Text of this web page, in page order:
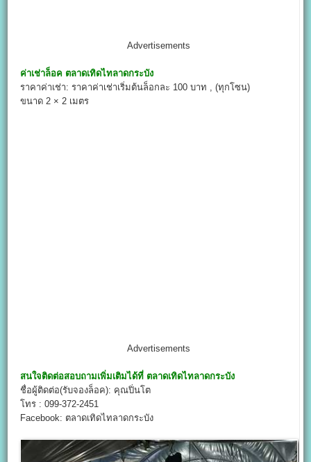
Advertisements
ค่าเช่าล็อค ตลาดเทิดไทลาดกระบัง
ราคาค่าเช่า: ราคาค่าเช่าเริ่มต้นล็อกละ 100 บาท , (ทุกโซน)
ขนาด 2 × 2 เมตร
Advertisements
สนใจติดต่อสอบถามเพิ่มเติมได้ที่ ตลาดเทิดไทลาดกระบัง
ชื่อผู้ติดต่อ(รับจองล็อค): คุณปิ่นโต
โทร : 099-372-2451
Facebook: ตลาดเทิดไทลาดกระบัง